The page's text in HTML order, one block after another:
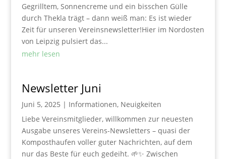
Gegrilltem, Sonnencreme und ein bisschen Gülle
durch Thekla trägt – dann weiß man: Es ist wieder
Zeit für unseren Vereinsnewsletter!Hier im Nordosten
von Leipzig pulsiert das...
mehr lesen
Newsletter Juni
Juni 5, 2025 | Informationen, Neuigkeiten
Liebe Vereinsmitglieder, willkommen zur neuesten
Ausgabe unseres Vereins-Newsletters – quasi der
Komposthaufen voller guter Nachrichten, auf dem
nur das Beste für euch gedeiht. 🌱✨ Zwischen